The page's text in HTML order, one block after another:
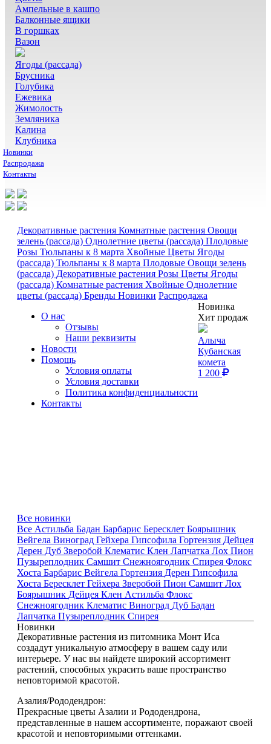
Ампельные в кашпо
Балконные ящики
В горшках
Вазон
Ягоды (рассада)
Брусника
Голубика
Ежевика
Жимолость
Земляника
Калина
Клубника
Новинки
Распродажа
Контакты
Декоративные растения Комнатные растения Овощи
зелень (рассада) Однолетние цветы (рассада) Плодовые
Розы Тюльпаны к 8 марта Хвойные Цветы Ягоды
(рассада) Тюльпаны к 8 марта Плодовые Овощи зелень
(рассада) Декоративные растения Розы Цветы Ягоды
(рассада) Комнатные растения Хвойные Однолетние
цветы (рассада) Бренды Новинки Распродажа
О нас
Отзывы
Наши реквизиты
Новости
Помощь
Условия оплаты
Условия доставки
Политика конфиденциальности
Контакты
Новинка
Хит продаж
Алыча
Кубанская
комета
1 200
Все новинки
Все Астильба Бадан Барбарис Бересклет Боярышник
Вейгела Виноград Гейхера Гипсофила Гортензия Дейцея
Дерен Дуб Зверобой Клематис Клен Лапчатка Лох Пион
Пузыреплодник Самшит Снежноягодник Спирея Флокс
Хоста Барбарис Вейгела Гортензия Дерен Гипсофила
Хоста Бересклет Гейхера Зверобой Пион Самшит Лох
Боярышник Дейцея Клен Астильба Флокс
Снежноягодник Клематис Виноград Дуб Бадан
Лапчатка Пузыреплодник Спирея
Новинки
Декоративные растения из питомника Монт Иса
создадут уникальную атмосферу в вашем саду или
интерьере. У нас вы найдете широкий ассортимент
растений, способных украсить ваше пространство
неповторимой красотой.
Азалия/Рододендрон:
Прекрасные цветы Азалии и Рододендрона,
представленные в нашем ассортименте, поражают своей
красотой и неповторимыми оттенками.